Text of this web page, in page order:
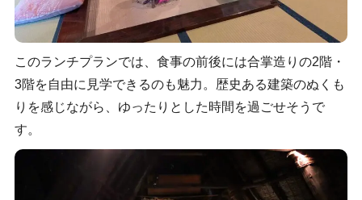
このランチプランでは、食事の前後には合掌造りの2階・
3階を自由に見学できるのも魅力。歴史ある建築のぬくも
りを感じながら、ゆったりとした時間を過ごせそうで
す。